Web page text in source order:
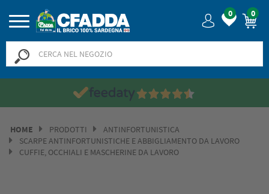
0 0
HOME PRODOTTI
ANTINFORTUNISTICA
SCARPE ANTINFORTUNISTICHE E ABBIGLIAMENTO DA LAVORO
CUFFIE, OCCHIALI E MASCHERINE DA LAVORO